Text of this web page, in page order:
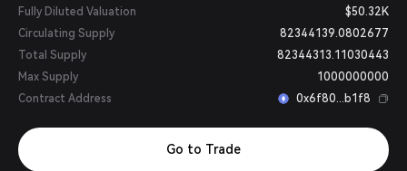
Fully Diluted Valuation
$50.32K
Circulating Supply
82344139.0802677
Total Supply
82344313.11030443
Max Supply
1000000000
Contract Address
0x6f80...b1f8
Go to Trade